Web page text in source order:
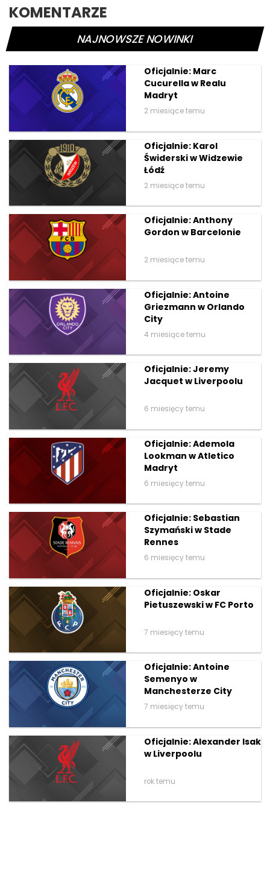
KOMENTARZE
NAJNOWSZE NOWINKI
Oficjalnie: Marc
Cucurella w Realu
Madryt
2 miesiące temu
Oficjalnie: Karol
Świderski w Widzewie
Łódź
2 miesiące temu
Oficjalnie: Anthony
Gordon w Barcelonie
2 miesiące temu
Oficjalnie: Antoine
Griezmann w Orlando
City
4 miesiące temu
Oficjalnie: Jeremy
Jacquet w Liverpoolu
6 miesięcy temu
Oficjalnie: Ademola
Lookman w Atletico
Madryt
6 miesięcy temu
Oficjalnie: Sebastian
Szymański w Stade
Rennes
6 miesięcy temu
Oficjalnie: Oskar
Pietuszewski w FC Porto
7 miesięcy temu
Oficjalnie: Antoine
Semenyo w
Manchesterze City
7 miesięcy temu
Oficjalnie: Alexander Isak
w Liverpoolu
rok temu